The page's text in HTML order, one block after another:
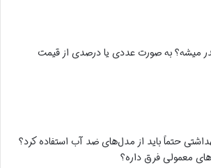
میشه؟ به صورت عددی یا درصدی از قیمت
حتماً باید از مدل‌های ضد آب استفاده کرد؟
معمولی فرق داره؟